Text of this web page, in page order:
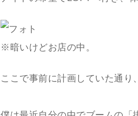
※暗いけどお店の中。
ここで事前に計画していた通り